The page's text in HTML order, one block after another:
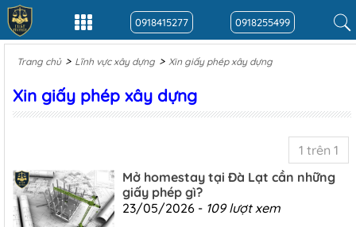
0918415277 0918255499
Trang chủ > Lĩnh vực xây dựng > Xin giấy phép xây dựng
Xin giấy phép xây dựng
1 trên 1
Mở homestay tại Đà Lạt cần những
giấy phép gì?
23/05/2026 - 109 lượt xem